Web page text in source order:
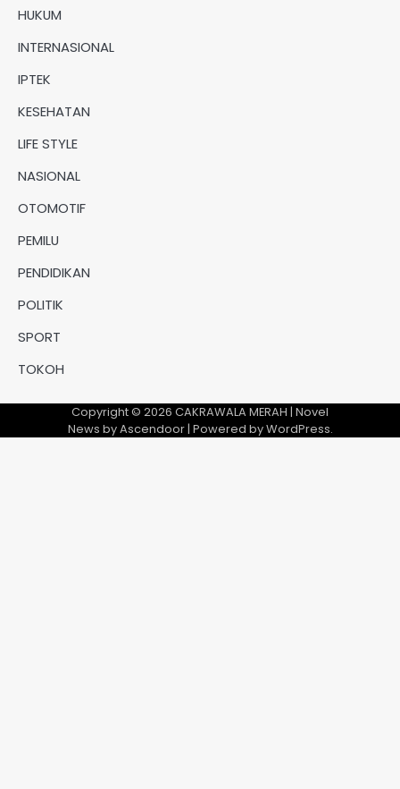
HUKUM
INTERNASIONAL
IPTEK
KESEHATAN
LIFE STYLE
NASIONAL
OTOMOTIF
PEMILU
PENDIDIKAN
POLITIK
SPORT
TOKOH
Copyright © 2026 CAKRAWALA MERAH | Novel
News byAscendoor| Powered byWordPress.